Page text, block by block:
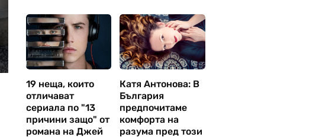
19 неща, които
отличават
сериала по "13
причини защо" от
романа на Джей
Катя Антонова: В
България
предпочитаме
комфорта на
разума пред този